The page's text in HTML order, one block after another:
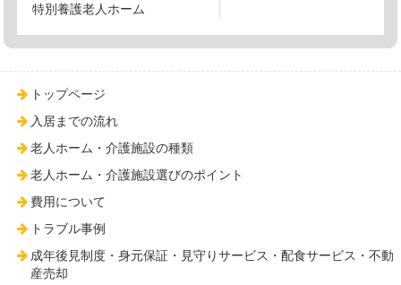
特別養護老人ホーム
トップページ
入居までの流れ
老人ホーム・介護施設の種類
老人ホーム・介護施設選びのポイント
費用について
トラブル事例
成年後見制度・身元保証・見守りサービス・配食サービス・不動
産売却